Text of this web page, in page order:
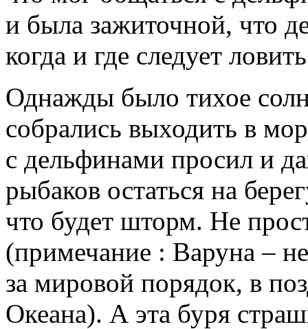
и была зажиточной, что
когда и где следует
Однажды было тихое
собрались выходить в
с дельфинами просил и
рыбаков остаться на
что будет шторм. Не
(примечание : Варуна –
за мировой порядок, в
Океана). А эта буря